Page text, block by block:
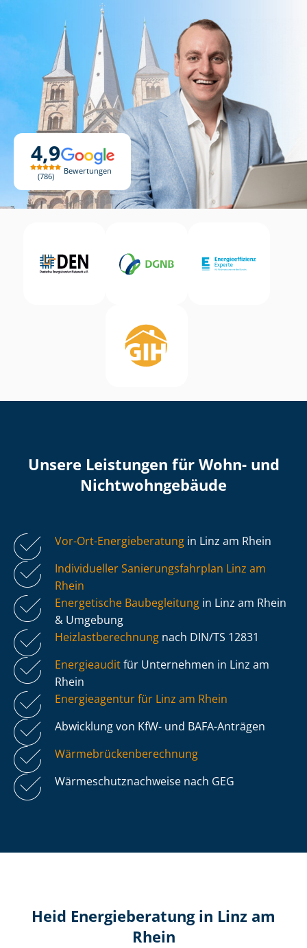
4,9
786
Bewertungen
Unsere Leistungen für Wohn- und
Nicht­wohn­ge­bäu­de
Vor-Ort-Energieberatung in Linz am Rhein
Individueller Sa­nie­rungs­fahr­plan Linz am
Rhein
Energetische Baubegleitung in Linz am Rhein
& Umgebung
Heiz­last­be­rech­nung nach DIN/TS 12831
Energieauditfür Unternehmen in Linz am
Rhein
Energieagentur für Linz am Rhein
Abwicklung von KfW- und BAFA-Anträgen
Wär­me­brü­cken­be­rech­nung
Wär­me­schutz­nach­wei­se nach GEG
Heid Energieberatung in Linz am
Rhein